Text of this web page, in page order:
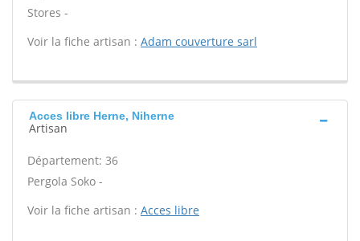
Stores -
Voir la fiche artisan : Adam couverture sarl
Acces libre Herne, Niherne
Artisan
Département: 36
Pergola Soko -
Voir la fiche artisan : Acces libre